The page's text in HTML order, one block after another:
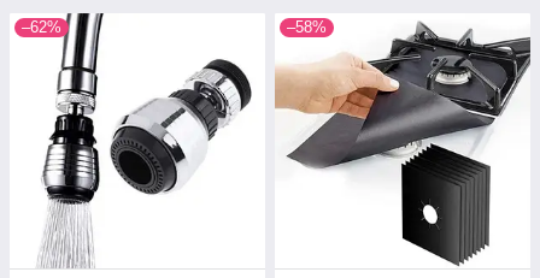
–62% –58%